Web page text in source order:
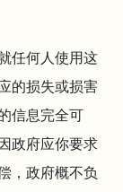
任何人使用这
的损失或损害
信息完全可
政府应你要求
，政府概不负